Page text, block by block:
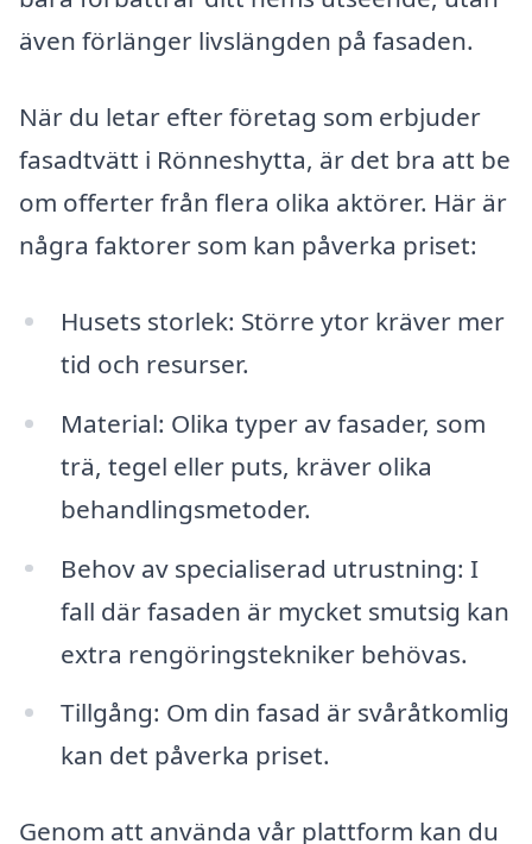
även förlänger livslängden på fasaden.
När du letar efter företag som erbjuder
fasadtvätt i Rönneshytta, är det bra att be
om offerter från flera olika aktörer. Här är
några faktorer som kan påverka priset:
Husets storlek: Större ytor kräver mer
tid och resurser.
Material: Olika typer av fasader, som
trä, tegel eller puts, kräver olika
behandlingsmetoder.
Behov av specialiserad utrustning: I
fall där fasaden är mycket smutsig kan
extra rengöringstekniker behövas.
Tillgång: Om din fasad är svåråtkomlig
kan det påverka priset.
Genom att använda vår plattform kan du